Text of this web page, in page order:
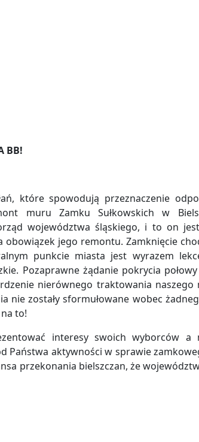
BB!
które spowodują przeznaczenie
muru Zamku Sułkowskich w
województwa śląskiego, i to on
jego remontu. Zamknięcie
punkcie miasta jest wyrazem
Pozaprawne żądanie pokrycia
nierównego traktowania naszego
nie zostały sformułowane wobec
to!
interesy swoich wyborców a
Państwa aktywności w sprawie
przekonania bielszczan, że